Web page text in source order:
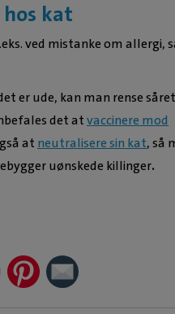
kat
ved mistanke om allergi,
er ude, kan man rense såret
det atvaccinere mod
at neutralisere sin kat, så
uønskede killinger.